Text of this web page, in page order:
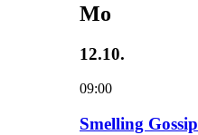
Mo
12.10.
09:00
Smelling Gossip